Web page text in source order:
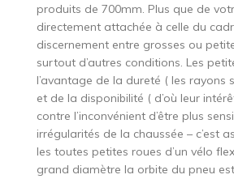
produits de 700mm. Plus que de
directement attachée à celle du
discernement entre grosses ou
surtout d’autres conditions. Les
l’avantage de la dureté ( les rayons
et de la disponibilité ( d’où leur
contre l’inconvénient d’être plus
irrégularités de la chaussée – c’est
les toutes petites roues d’un vélo
grand diamètre la orbite du pneu